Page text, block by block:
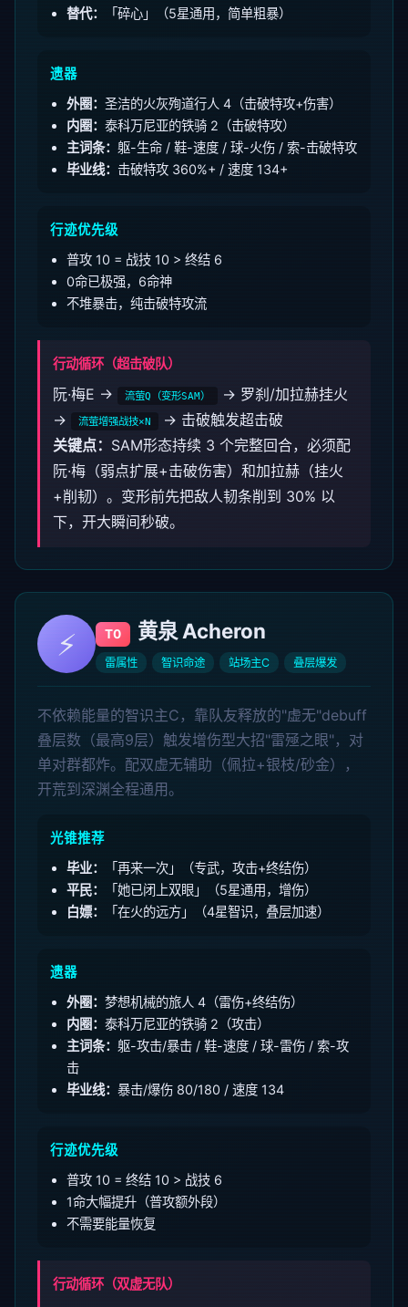
替代：
「碎心」（5星通用，简单粗暴）
遗器
外圈： 圣洁的火灰殉道行人 4（击破特攻+伤害）
内圈： 泰科万尼亚的铁骑 2（击破特攻）
主词条： 躯-生命 / 鞋-速度 / 球-火伤 / 索-击破特攻
毕业线： 击破特攻 360%+ / 速度 134+
行迹优先级
普攻 10 = 战技 10 > 终结 6
0命已极强，6命神
不堆暴击，纯击破特攻流
行动循环（超击破队）
阮·梅E → 流萤Q（变形SAM）
→ 罗刹/加拉赫挂火
→
流萤增强战技×N
→ 击破触发超击破
关键点： SAM形态持续 3 个完整回合，必须配
阮·梅（弱点扩展+击破伤害）和加拉赫（挂火
+削韧）。变形前先把敌人韧条削到 30% 以
下，开大瞬间秒破。
⚡ T0 黄泉 Acheron
雷属性 智识命途 站场主C 叠层爆发
不依赖能量的智识主C，靠队友释放的"虚无"debuff
叠层数（最高9层）触发增伤型大招"雷殛之眼"，对
单对群都炸。配双虚无辅助（佩拉+银枝/砂金），
开荒到深渊全程通用。
光锥推荐
毕业：
「再来一次」（专武，攻击+终结伤）
平民：
「她已闭上双眼」（5星通用，增伤）
白嫖：
「在火的远方」（4星智识，叠层加速）
遗器
外圈： 梦想机械的旅人 4（雷伤+终结伤）
内圈： 泰科万尼亚的铁骑 2（攻击）
主词条： 躯-攻击/暴击 / 鞋-速度 / 球-雷伤 / 索-攻
击
毕业线： 暴击/爆伤 80/180 / 速度 134
行迹优先级
普攻 10 = 终结 10 > 战技 6
1命大幅提升（普攻额外段）
不需要能量恢复
行动循环（双虚无队）